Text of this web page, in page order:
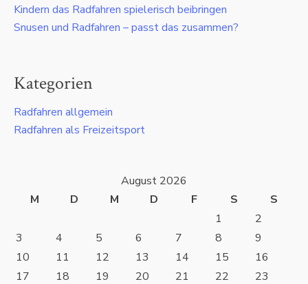
Kindern das Radfahren spielerisch beibringen
Snusen und Radfahren – passt das zusammen?
Kategorien
Radfahren allgemein
Radfahren als Freizeitsport
August 2026
M
D M D F S
S
1
2
3
4 5 6 7 8
9
10
11 12 13 14 15
16
17
18 19 20 21 22
23